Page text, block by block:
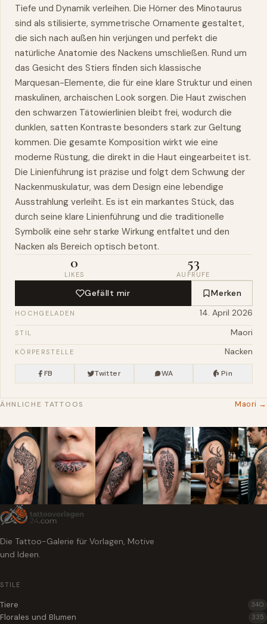
Tiefe und Dynamik verleihen. Die Hörner des Minotaurus
sind als stilisierte, symmetrische Ornamente gestaltet,
die sich nach außen hin verjüngen und perfekt die
natürliche Anatomie des Nackens umschließen. Rund um
das Gesicht des Stiers finden sich klassische
Marquesan-Elemente, die für eine klare Struktur und einen
maskulinen, archaischen Look sorgen. Die Haut zwischen
den schwarzen Tätowierlinien bleibt frei, wodurch die
dunklen, satten Kontraste besonders stark zur Geltung
kommen. Die gesamte Komposition wirkt wie eine
moderne Rüstung, die direkt in die Haut eingearbeitet ist.
Die Linienführung ist präzise und folgt dem Schwung der
Nackenmuskulatur, was dem Design eine lebendige
Ausstrahlung verleiht. Es ist ein markantes Stück, das
durch seine klare Linienführung und die traditionelle
Symbolik eine sehr starke Wirkung entfaltet und den
Nacken als Bereich optisch betont.
0
LIKES
53
AUFRUFE
Gefällt mir Merken
HOCHGELADEN 14. April 2026
STIL Maori
KÖRPERSTELLE Nacken
FB Twitter WA Pin
ÄHNLICHE TATTOOS Maori →
Die Tattoo-Galerie für Vorlagen, Motive
und Ideen.
STILE
Tiere 340
Florales und Blumen 335